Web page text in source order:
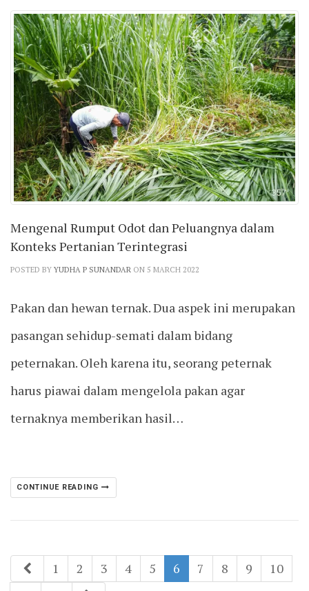
Mengenal Rumput Odot dan Peluangnya dalam
Konteks Pertanian Terintegrasi
POSTED BY YUDHA P SUNANDAR ON 5 MARCH 2022
Pakan dan hewan ternak. Dua aspek ini merupakan
pasangan sehidup-semati dalam bidang
peternakan. Oleh karena itu, seorang peternak
harus piawai dalam mengelola pakan agar
ternaknya memberikan hasil…
CONTINUE READING
1 2 3 4 5 6 7 8 9
10